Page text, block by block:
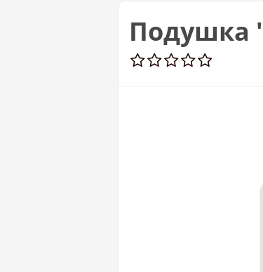
Подушка